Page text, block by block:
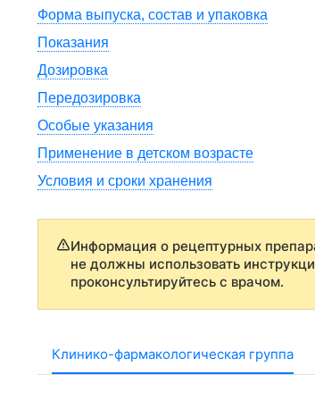
Форма выпуска, состав и упаковка
Показания
Дозировка
Передозировка
Особые указания
Применение в детском возрасте
Условия и сроки хранения
Информация о рецептурных
не должны использовать
проконсультируйтесь с врачом.
Клинико-фармакологическая группа